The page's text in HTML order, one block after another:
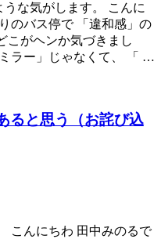
な気がします。 こんに
のバス停で 「違和感」の
こがヘンか気づきまし
ラー」じゃなくて、 「 …
ると思う（お詫び込
こんにちわ 田中みのるで